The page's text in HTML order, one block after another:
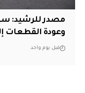
مصدر للرشيد:
وعودة القطعات
قبل يوم واحد